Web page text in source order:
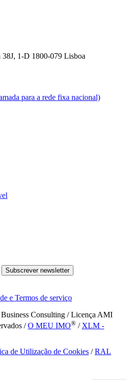
1-D 1800-079 Lisboa
para a rede fixa nacional)
Subscrever newsletter
e Termos de serviço
Consulting / Licença AMI
/O MEU IMO® / XLM -
de Utilização de Cookies /RAL